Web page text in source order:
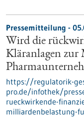
Pressemitteilung -
Wird die
Kläranlagen
https://regulatorik-
pro.de/infothek/
rueckwirkende-
milliardenbelastung-